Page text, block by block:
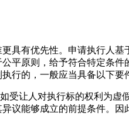
具有优先性。申请执行人基
平原则，给予符合特定条件
行的，一般应当具备以下要
受让人对执行标的权利为虚
议能够成立的前提条件。因